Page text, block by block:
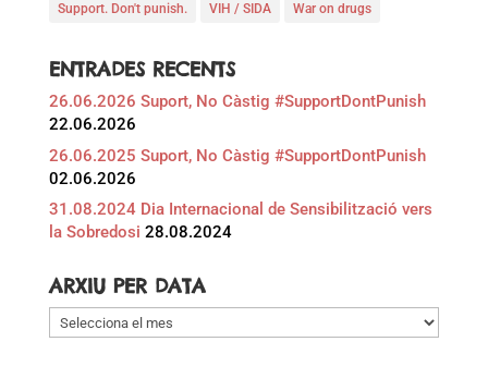
Support. Don't punish. VIH / SIDA War on drugs
ENTRADES RECENTS
26.06.2026 Suport, No Càstig #SupportDontPunish
22.06.2026
26.06.2025 Suport, No Càstig #SupportDontPunish
02.06.2026
31.08.2024 Dia Internacional de Sensibilització vers
la Sobredosi 28.08.2024
ARXIU PER DATA
Arxiu
per